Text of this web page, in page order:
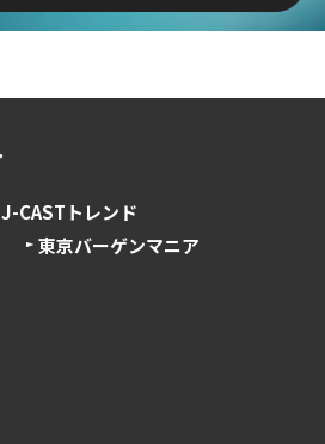
J-CASTトレンド
東京バーゲンマニア